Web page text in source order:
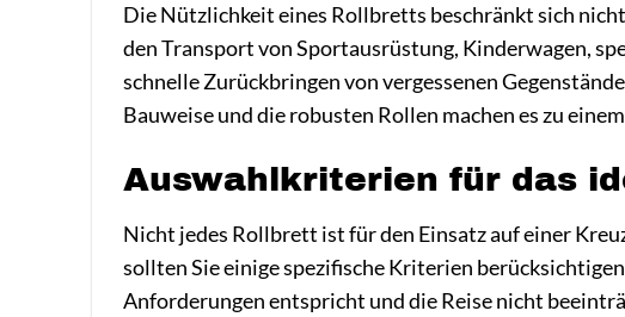
Die Nützlichkeit eines Rollbretts beschränkt sich
den Transport von Sportausrüstung, Kinderwagen,
schnelle Zurückbringen von vergessenen
Bauweise und die robusten Rollen machen es zu
Auswahlkriterien für das
Nicht jedes Rollbrett ist für den Einsatz auf einer
sollten Sie einige spezifische Kriterien
Anforderungen entspricht und die Reise nicht